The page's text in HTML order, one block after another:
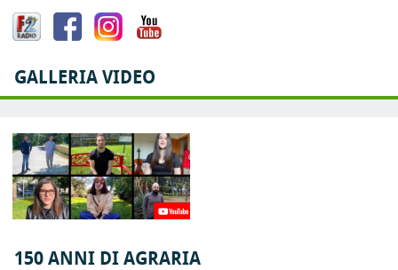
GALLERIA VIDEO
150 ANNI DI AGRARIA